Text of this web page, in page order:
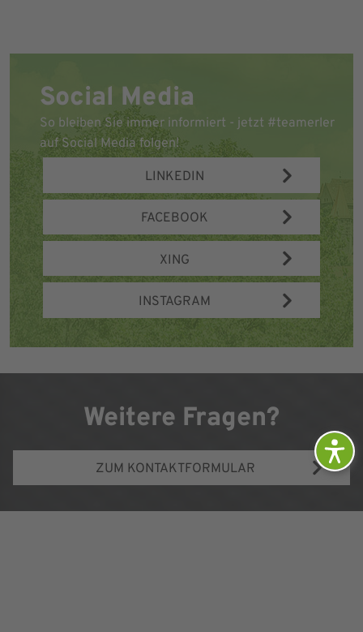
Social Media
So bleiben Sie immer informiert - jetzt #teamerler
auf Social Media folgen!
LINKEDIN
FACEBOOK
XING
INSTAGRAM
Weitere Fragen?
ZUM KONTAKTFORMULAR